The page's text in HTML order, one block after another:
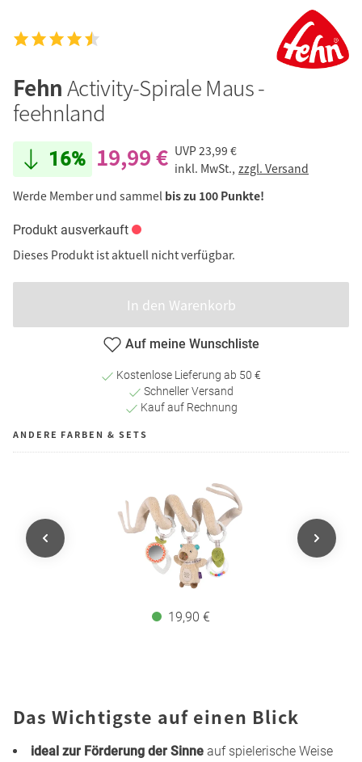
FehnActivity-Spirale Maus -
feehnland
16% 19,99 € UVP23,99 €
inkl. MwSt., zzgl. Versand
Werde Member und sammel bis zu 100 Punkte!
Produkt ausverkauft
Dieses Produkt ist aktuell nicht verfügbar.
In den Warenkorb
Auf meine Wunschliste
Kostenlose Lieferung ab 50 €
Schneller Versand
Kauf auf Rechnung
ANDERE FARBEN & SETS
19,90 €
Das Wichtigste auf einen Blick
ideal zur Förderung der Sinne auf spielerische Weise